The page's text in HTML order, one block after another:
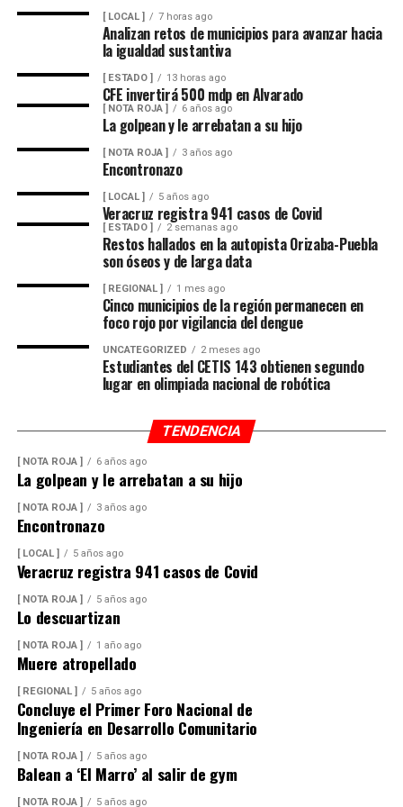
alimento.
En ese sentido, exhortó a la población a revisar el origen
del huevo antes de comprarlo y dar preferencia al
producto nacional, al asegurar que ofrece mayor
frescura y calidad, además de respaldar la economía de
miles de familias dedicadas a la actividad avícola.
Finalmente, destacó que entre Veracruz y Puebla
operan ocho empresas productoras con más de 350
granjas avícolas, las cuales representan una importante
fuente de empleo y desarrollo económico para
comunidades rurales de ambas entidades.
[ LOCAL ] 7 horas ago
Analizan retos de municipios para avanzar hacia
la igualdad sustantiva
[ ESTADO ] 13 horas ago
CFE invertirá 500 mdp en Alvarado
[ NOTA ROJA ] 6 años ago
La golpean y le arrebatan a su hijo
[ NOTA ROJA ] 3 años ago
Encontronazo
[ LOCAL ] 5 años ago
Veracruz registra 941 casos de Covid
[ ESTADO ] 2 semanas ago
Restos hallados en la autopista Orizaba-Puebla
son óseos y de larga data
[ REGIONAL ] 1 mes ago
Cinco municipios de la región permanecen en
foco rojo por vigilancia del dengue
UNCATEGORIZED 2 meses ago
Estudiantes del CETIS 143 obtienen segundo
lugar en olimpiada nacional de robótica
TENDENCIA
[ NOTA ROJA ] 6 años ago
La golpean y le arrebatan a su hijo
[ NOTA ROJA ] 3 años ago
Encontronazo
[ LOCAL ] 5 años ago
Veracruz registra 941 casos de Covid
[ NOTA ROJA ] 5 años ago
Lo descuartizan
[ NOTA ROJA ] 1 año ago
Muere atropellado
[ REGIONAL ] 5 años ago
Concluye el Primer Foro Nacional de
Ingeniería en Desarrollo Comunitario
[ NOTA ROJA ] 5 años ago
Balean a ‘El Marro’ al salir de gym
[ NOTA ROJA ] 5 años ago